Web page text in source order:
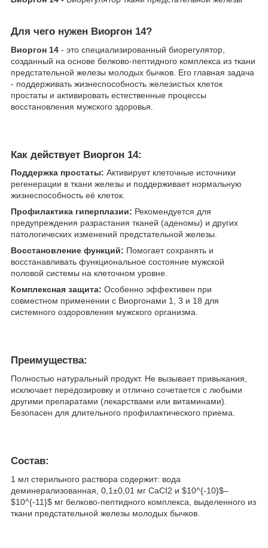
Для чего нужен Виоргон 14?
​Виоргон 14 - это специализированный биорегулятор,
созданный на основе белково-пептидного комплекса из ткани
предстательной железы молодых бычков. Его главная задача
- поддерживать жизнеспособность железистых клеток
простаты и активировать естественные процессы
восстановления мужского здоровья.
Как действует Виоргон 14:
Поддержка простаты: Активирует клеточные источники
регенерации в ткани железы и поддерживает нормальную
жизнеспособность её клеток.
Профилактика гиперплазии: Рекомендуется для
предупреждения разрастания тканей (аденомы) и других
патологических изменений предстательной железы.
Восстановление функций: Помогает сохранять и
восстанавливать функциональное состояние мужской
половой системы на клеточном уровне.
Комплексная защита: Особенно эффективен при
совместном применении с Виоргонами 1, 3 и 18 для
системного оздоровления мужского организма.
Преимущества:
Полностью натуральный продукт. Не вызывает привыкания,
исключает передозировку и отлично сочетается с любыми
другими препаратами (лекарствами или витаминами).
Безопасен для длительного профилактического приема.
Состав:
1 мл стерильного раствора содержит: вода
деминерализованная, 0,1±0,01 мг СаСI2 и $10^{-10}$–
$10^{-11}$ мг белково-пептидного комплекса, выделенного из
ткани предстательной железы молодых бычков.